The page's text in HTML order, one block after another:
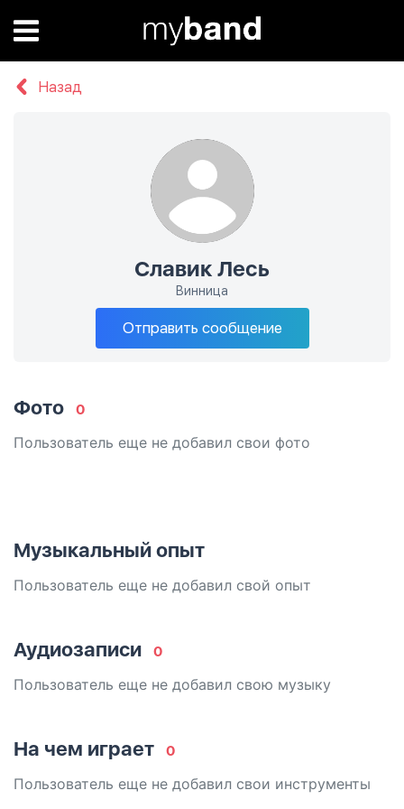
Назад
Славик Лесь
Винница
Отправить сообщение
Фото 0
Пользователь еще не добавил свои фото
Музыкальный опыт
Пользователь еще не добавил свой опыт
Аудиозаписи 0
Пользователь еще не добавил свою музыку
На чем играет 0
Пользователь еще не добавил свои инструменты